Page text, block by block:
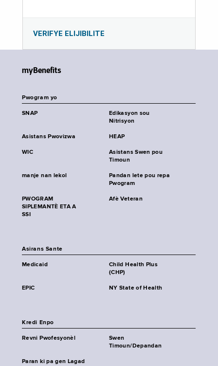
VERIFYE ELIJIBILITE
myBenefits
Pwogram yo
SNAP
Edikasyon sou
Nitrisyon
Asistans Pwovizwa HEAP
WIC
Asistans Swen pou
Timoun
manje nan lekol
Pandan lete pou repa
Pwogram
PWOGRAM
SIPLEMANTÈ ETA A
SSI
Afè Veteran
Asirans Sante
Medicaid
Child Health Plus
(CHP)
EPIC NY State of Health
Kredi Enpo
Revni Pwofesyonèl
Swen
Timoun/Depandan
Paran ki pa gen Lagad